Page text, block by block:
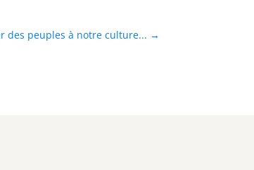
des peuples à notre culture... →